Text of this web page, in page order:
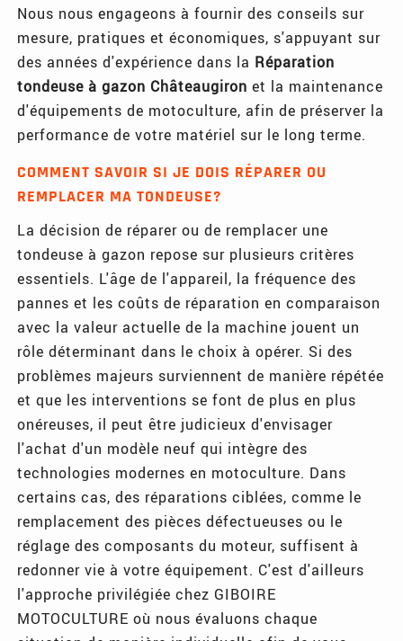
Nous nous engageons à fournir des conseils sur
mesure, pratiques et économiques, s'appuyant sur
des années d'expérience dans la Réparation
tondeuse à gazon Châteaugiron et la maintenance
d'équipements de motoculture, afin de préserver la
performance de votre matériel sur le long terme.
COMMENT SAVOIR SI JE DOIS RÉPARER OU
REMPLACER MA TONDEUSE?
La décision de réparer ou de remplacer une
tondeuse à gazon repose sur plusieurs critères
essentiels. L'âge de l'appareil, la fréquence des
pannes et les coûts de réparation en comparaison
avec la valeur actuelle de la machine jouent un
rôle déterminant dans le choix à opérer. Si des
problèmes majeurs surviennent de manière répétée
et que les interventions se font de plus en plus
onéreuses, il peut être judicieux d'envisager
l'achat d'un modèle neuf qui intègre des
technologies modernes en motoculture. Dans
certains cas, des réparations ciblées, comme le
remplacement des pièces défectueuses ou le
réglage des composants du moteur, suffisent à
redonner vie à votre équipement. C'est d'ailleurs
l'approche privilégiée chez GIBOIRE
MOTOCULTURE où nous évaluons chaque